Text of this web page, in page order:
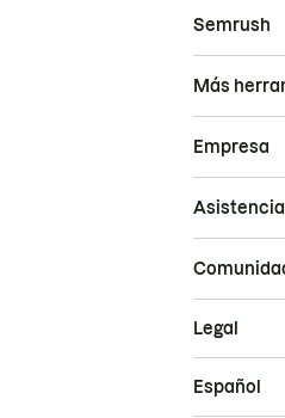
Semrush
Más
Empresa
Asistencia
Legal
Español